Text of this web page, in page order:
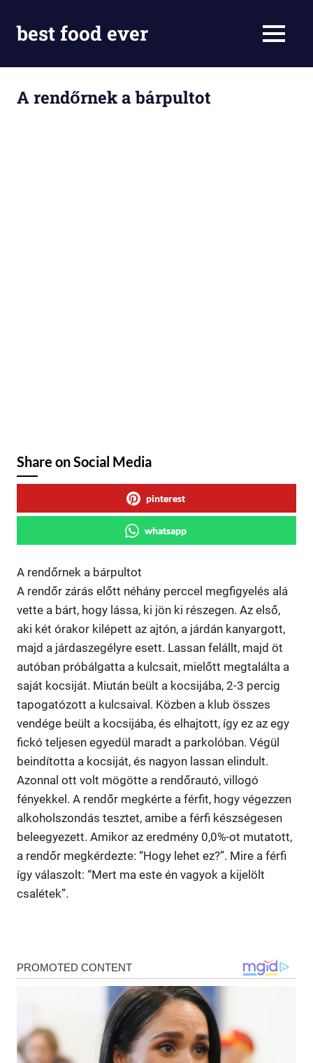
contentbest food ever MENU
A rendőrnek a bárpultot
Share on Social Media
pinterest
whatsapp
A rendőrnek a bárpultot
A rendőr zárás előtt néhány perccel megfigyelés alá
vette a bárt, hogy lássa, ki jön ki részegen. Az első,
aki két órakor kilépett az ajtón, a járdán kanyargott,
majd a járdaszegélyre esett. Lassan felállt, majd öt
autóban próbálgatta a kulcsait, mielőtt megtalálta a
saját kocsiját. Miután beült a kocsijába, 2-3 percig
tapogatózott a kulcsaival. Közben a klub összes
vendége beült a kocsijába, és elhajtott, így ez az egy
fickó teljesen egyedül maradt a parkolóban. Végül
beindította a kocsiját, és nagyon lassan elindult.
Azonnal ott volt mögötte a rendőrautó, villogó
fényekkel. A rendőr megkérte a férfit, hogy végezzen
alkoholszondás tesztet, amibe a férfi készségesen
beleegyezett. Amikor az eredmény 0,0%-ot mutatott,
a rendőr megkérdezte: “Hogy lehet ez?”. Mire a férfi
így válaszolt: “Mert ma este én vagyok a kijelölt
csalétek”.